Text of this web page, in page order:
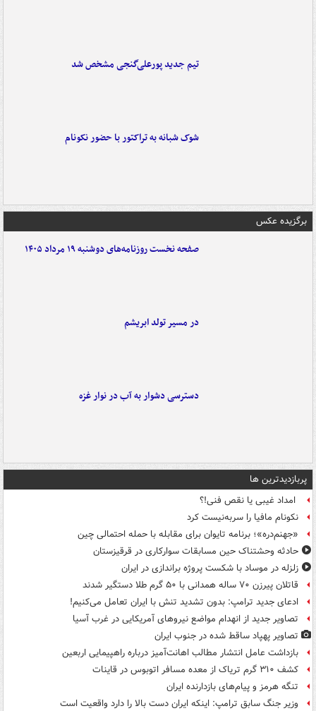
تیم جدید پورعلی‌گنجی مشخص شد
شوک شبانه به تراکتور با حضور نکونام
برگزیده عکس
صفحه نخست روزنامه‌های دوشنبه ۱۹ مرداد ۱۴۰۵
در مسیر تولد ابریشم
دسترسی دشوار به آب در نوار غزه
پربازدیدترین ها
امداد غیبی یا نقص فنی!؟
نکونام مافیا را سربه‌نیست کرد
«جهنم‌دره»؛ برنامه تایوان برای مقابله با حمله احتمالی چین
حادثه وحشتناک حین مسابقات سوارکاری در قرقیزستان
زلزله در موساد با شکست پروژه براندازی در ایران
قاتلان پیرزن ۷۰ ساله همدانی با ۵۰ گرم طلا دستگیر شدند
ادعای جدید ترامپ: بدون تشدید تنش با ایران تعامل می‌کنیم!
تصاویر جدید از انهدام مواضع نیروهای آمریکایی در غرب آسیا
تصاویر پهپاد ساقط شده در جنوب ایران
بازداشت عامل انتشار مطالب اهانت‌آمیز درباره راهپیمایی اربعین
کشف ۳۱۰ گرم تریاک از معده مسافر اتوبوس در قاینات
تنگه هرمز و پیام‌های بازدارنده ایران
وزیر جنگ سابق ترامپ: اینکه ایران دست بالا را دارد واقعیت است